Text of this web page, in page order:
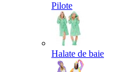
Pilote
Halate de baie